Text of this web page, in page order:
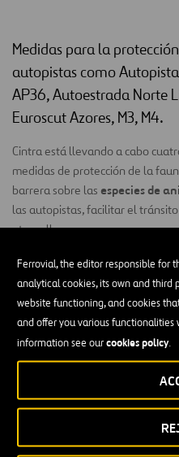
Ferrovial, the editor responsible for
analytical cookies, its own and third
website functioning, and cookies
and offer you various functionalities
information see ourcookies policy.
Medidas para la
autopistas como
AP36, Autoestrada Norte
Euroscut Azores, M3, M4.
Cintra está llevando a cabo
medidas de protección de la
barrera sobre las especies de
las autopistas, facilitar el
atropellos.
Dichas medidas se
Autopista del Sol ,Autema,
Litoral, Euroscut Algarve,
Cerramiento de la
instalará una valla o
haya presencia de fauna
ejemplo tejones, dichas
centímetros en el suelo y